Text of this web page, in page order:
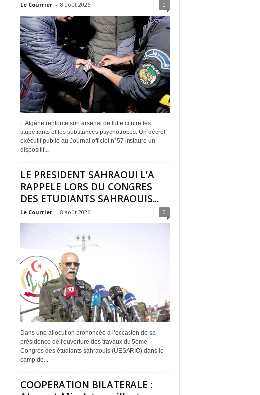
Le Courrier - 8 août 2026 0
L’Algérie renforce son arsenal de lutte contre les
stupéfiants et les substances psychotropes. Un décret
exécutif publié au Journal officiel n°57 instaure un
dispositif...
LE PRESIDENT SAHRAOUI L’A
RAPPELE LORS DU CONGRES
DES ETUDIANTS SAHRAOUIS...
Le Courrier - 8 août 2026 0
Dans une allocution prononcée à l’occasion de sa
présidence de l'ouverture des travaux du 5ème
Congrès des étudiants sahraouis (UESARIO) dans le
camp de...
COOPERATION BILATERALE :